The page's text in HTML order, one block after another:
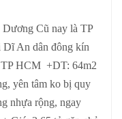
Cũ nay là TP
An dân đông kín
HCM +DT: 64m2
yên tâm ko bị quy
nhựa rộng, ngay